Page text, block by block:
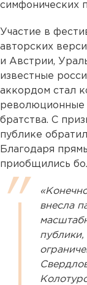
симфонических
Участие в
авторских
и Австрии,
известные
аккордом стал
революционные
братства. С
публике
Благодаря
приобщились
внесла